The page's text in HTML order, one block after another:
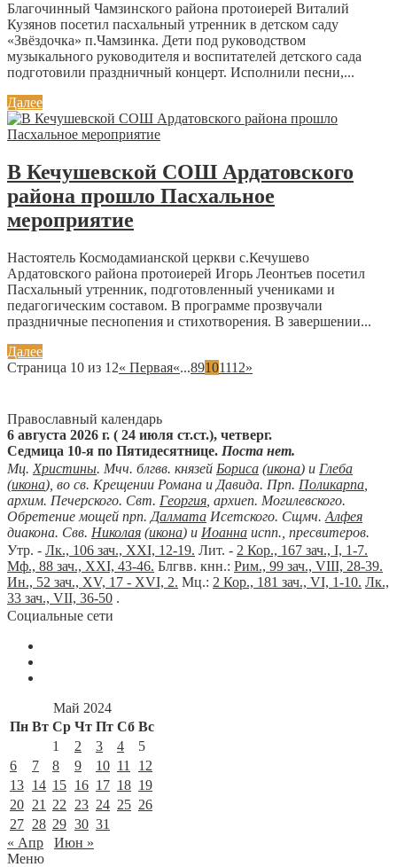
Благочинный Чамзинского района протоиерей Виталий
Кузянов посетил пасхальный утренник в детском саду
«Звёздочка» п.Чамзинка. Дети под руководством
музыкального руководителя и воспитателей детского сада
подготовили праздничный концерт. Исполнили песни,...
Далее
В Кечушевской СОШ Ардатовского
района прошло Пасхальное
мероприятие
Настоятель Космодамианской церкви с.Кечушево
Ардатовского района протоиерей Игорь Леонтьев посетил
Пасхальный утренник, подготовленный учениками и
педагогическим составом. В программе прозвучали
праздничные песнопения и стихотворения. В завершении...
Далее
Страница 10 из 12« Первая«...89101112»
Православный календарь
6 августа 2026 г. ( 24 июля ст.ст.), четверг.
Седмица 10-я по Пятидесятнице. Поста нет.
Мц. Христины. Мчч. блгвв. князей Бориса (икона) и Глеба
(икона), во св. Крещении Романа и Давида. Прп. Поликарпа
архим. Печерского. Свт. Георгия , архиеп. Могилевского.
Обретение мощей прп. Далмата Исетского. Сщмч. Алфея
диакона. Свв. Николая (икона) и Иоанна испп., пресвитеров.
Утр. - Лк., 106 зач., XXI, 12-19. Лит. - 2 Кор., 167 зач., I, 1-7.
Мф., 88 зач., XXI, 43-46. Блгвв. кнн.: Рим., 99 зач., VIII, 28-39.
Ин., 52 зач., XV, 17 - XVI, 2. Мц.: 2 Кор., 181 зач., VI, 1-10. Лк.,
33 зач., VII, 36-50 .
Социальные сети
Май 2024
Пн Вт Ср Чт Пт Сб Вс
1
2 3 4
5
6
7 8 9 10 11
12
13 14 15 16 17 18 19
20 21 22 23 24 25 26
27 28 29 30 31
« Апр
Июн »
Меню